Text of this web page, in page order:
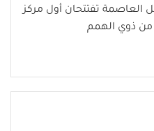
تفتتحان أول مركز
من ذوي الهمم